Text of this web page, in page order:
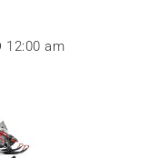
12:00 am